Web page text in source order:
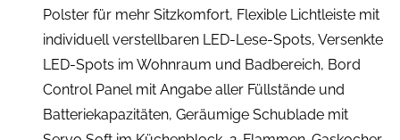
Polster für mehr Sitzkomfort, Flexible Lichtleiste mit
individuell verstellbaren LED-Lese-Spots, Versenkte
LED-Spots im Wohnraum und Badbereich, Bord
Control Panel mit Angabe aller Füllstände und
Batteriekapazitäten, Geräumige Schublade mit